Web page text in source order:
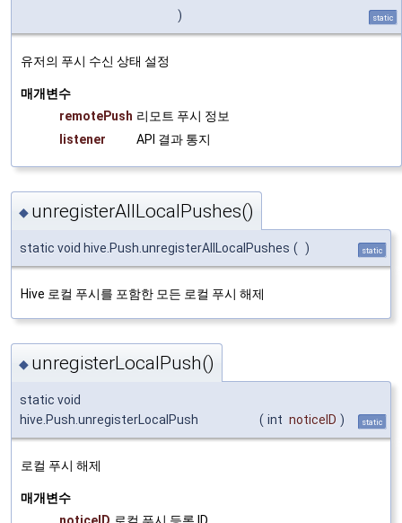
)
static
유저의 푸시 수신 상태 설정
매개변수
remotePush 리모트 푸시 정보
listener
API 결과 통지
◆ unregisterAllLocalPushes()
static void hive.Push.unregisterAllLocalPushes ( ) static
Hive 로컬 푸시를 포함한 모든 로컬 푸시 해제
◆ unregisterLocalPush()
static void
hive.Push.unregisterLocalPush
( int noticeID ) static
로컬 푸시 해제
매개변수